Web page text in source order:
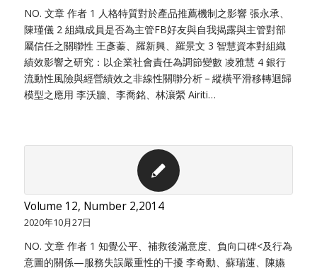
NO. 文章 作者 1 人格特質對於產品推薦機制之影響 張永承、
陳瑾儀 2 組織成員是否為主管FB好友與自我揭露與主管對部
屬信任之關聯性 王彥蓁、羅新興、羅景文 3 智慧資本對組織
績效影響之研究：以企業社會責任為調節變數 凌雅慧 4 銀行
流動性風險與經營績效之非線性關聯分析－縱橫平滑移轉迴歸
模型之應用 李沃牆、李喬銘、林瀼縈 Airiti…
Volume 12, Number 2,2014
2020年10月27日
NO. 文章 作者 1 知覺公平、補救後滿意度、負向口碑<及行為
意圖的關係—服務失誤嚴重性的干擾 李奇勳、蘇瑞蓮、陳嬿